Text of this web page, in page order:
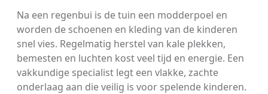
Na een regenbui is de tuin een modderpoel en
worden de schoenen en kleding van de kinderen
snel vies. Regelmatig herstel van kale plekken,
bemesten en luchten kost veel tijd en energie. Een
vakkundige specialist legt een vlakke, zachte
onderlaag aan die veilig is voor spelende kinderen.